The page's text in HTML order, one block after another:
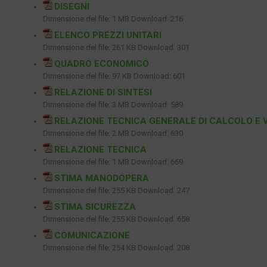
DISEGNI
Dimensione del file: 1 MB Download: 216
ELENCO PREZZI UNITARI
Dimensione del file: 261 KB Download: 301
QUADRO ECONOMICO
Dimensione del file: 97 KB Download: 601
RELAZIONE DI SINTESI
Dimensione del file: 3 MB Download: 589
RELAZIONE TECNICA GENERALE DI CALCOLO E
Dimensione del file: 2 MB Download: 630
RELAZIONE TECNICA
Dimensione del file: 1 MB Download: 669
STIMA MANODOPERA
Dimensione del file: 255 KB Download: 247
STIMA SICUREZZA
Dimensione del file: 255 KB Download: 658
COMUNICAZIONE
Dimensione del file: 254 KB Download: 208